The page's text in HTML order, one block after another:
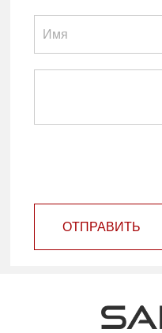
ОТПРАВИТЬ